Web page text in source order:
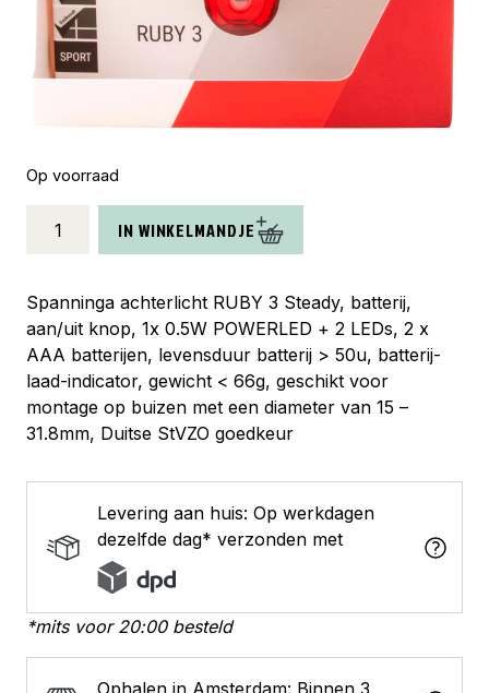
Op voorraad
achterlicht
3
batterij
zadelpen
aantal
IN WINKELMANDJE
Spanninga achterlicht RUBY 3 Steady, batterij,
aan/uit knop, 1x 0.5W POWERLED + 2 LEDs, 2 x
AAA batterijen, levensduur batterij > 50u, batterij-
laad-indicator, gewicht < 66g, geschikt voor
montage op buizen met een diameter van 15 –
31.8mm, Duitse StVZO goedkeur
Levering aan huis: Op werkdagen
dezelfde dag* verzonden met
*mits voor 20:00 besteld
Ophalen in Amsterdam: Binnen 3